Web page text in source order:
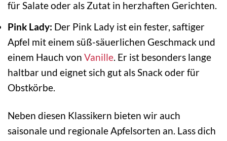
für Salate oder als Zutat in herzhaften Gerichten.
Pink Lady: Der Pink Lady ist ein fester, saftiger
Apfel mit einem süß-säuerlichen Geschmack und
einem Hauch von Vanille . Er ist besonders lange
haltbar und eignet sich gut als Snack oder für
Obstkörbe.
Neben diesen Klassikern bieten wir auch
saisonale und regionale Apfelsorten an. Lass dich